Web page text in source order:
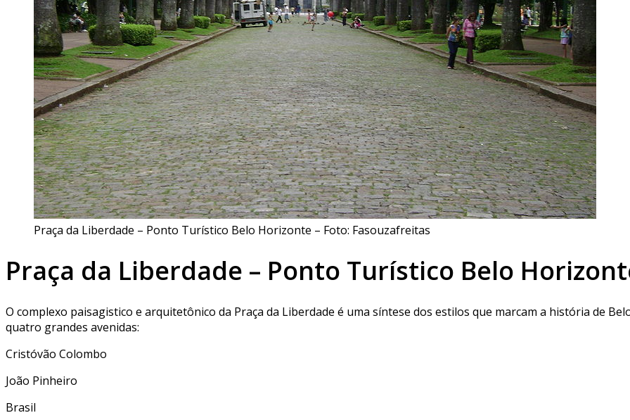
Praça da Liberdade – Ponto Turístico Belo Horizonte – Foto: Fasouzafreitas
Praça da Liberdade – Ponto Turístico Belo
O complexo paisagistico e arquitetônico da Praça da Liberdade é uma síntese dos estilos que marcam a história de
quatro grandes avenidas:
Cristóvão Colombo
João Pinheiro
Brasil